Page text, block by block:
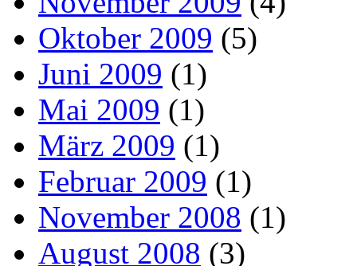
Oktober 2009 (5)
Juni 2009 (1)
Mai 2009 (1)
März 2009 (1)
Februar 2009 (1)
November 2008 (1)
August 2008 (3)